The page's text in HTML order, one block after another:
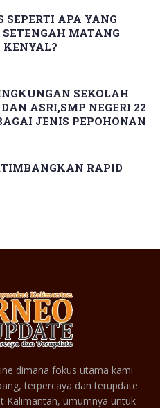
SEPERTI APA YANG
MATANG
KENYAL?
SEKOLAH
ASRI,SMP NEGERI 22
JENIS PEPOHONAN
RAPID
dimana fokus utama kami
terpercaya dan terupdate
Kalimantan, umumnya untuk